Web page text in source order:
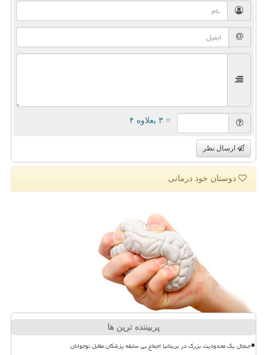
= ۳ بعلاوه ۴
ارسال نظر
دوستان خود درمانی
پربیننده ترین ها
جنجال یک محدودیت بزرگ در بریتانیا اجماع بی سابقه پزشکان مقابل نوجوانان